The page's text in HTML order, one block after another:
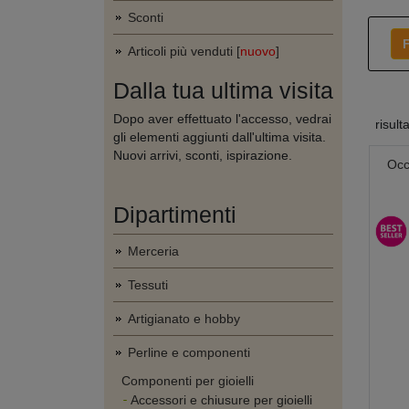
Sconti
Articoli più venduti [nuovo]
Dalla tua ultima visita
Dopo aver effettuato l'accesso, vedrai
gli elementi aggiunti dall'ultima visita.
Nuovi arrivi, sconti, ispirazione.
Dipartimenti
Merceria
Tessuti
Artigianato e hobby
Perline e componenti
Componenti per gioielli
Accessori e chiusure per gioielli